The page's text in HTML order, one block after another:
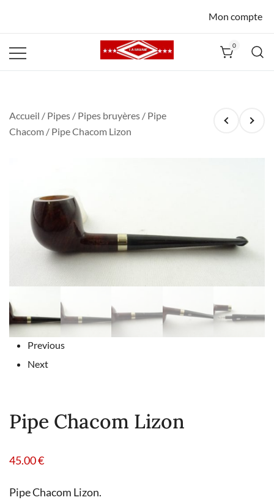
Mon compte
0
Accueil / Pipes / Pipes bruyères / Pipe
Chacom / Pipe Chacom Lizon
Previous
Next
Pipe Chacom Lizon
45.00€
Pipe Chacom Lizon.